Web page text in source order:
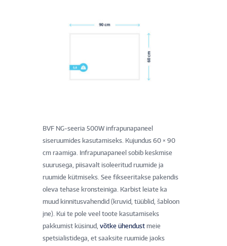
BVF NG-seeria 500W infrapunapaneel
siseruumides kasutamiseks. Kujundus 60 × 90
cm raamiga. Infrapunapaneel sobib keskmise
suurusega, piisavalt isoleeritud ruumide ja
ruumide kütmiseks. See fikseeritakse pakendis
oleva tehase kronsteiniga. Karbist leiate ka
muud kinnitusvahendid (kruvid, tüüblid, šabloon
jne). Kui te pole veel toote kasutamiseks
pakkumist küsinud, võtke ühendust meie
spetsialistidega, et saaksite ruumide jaoks